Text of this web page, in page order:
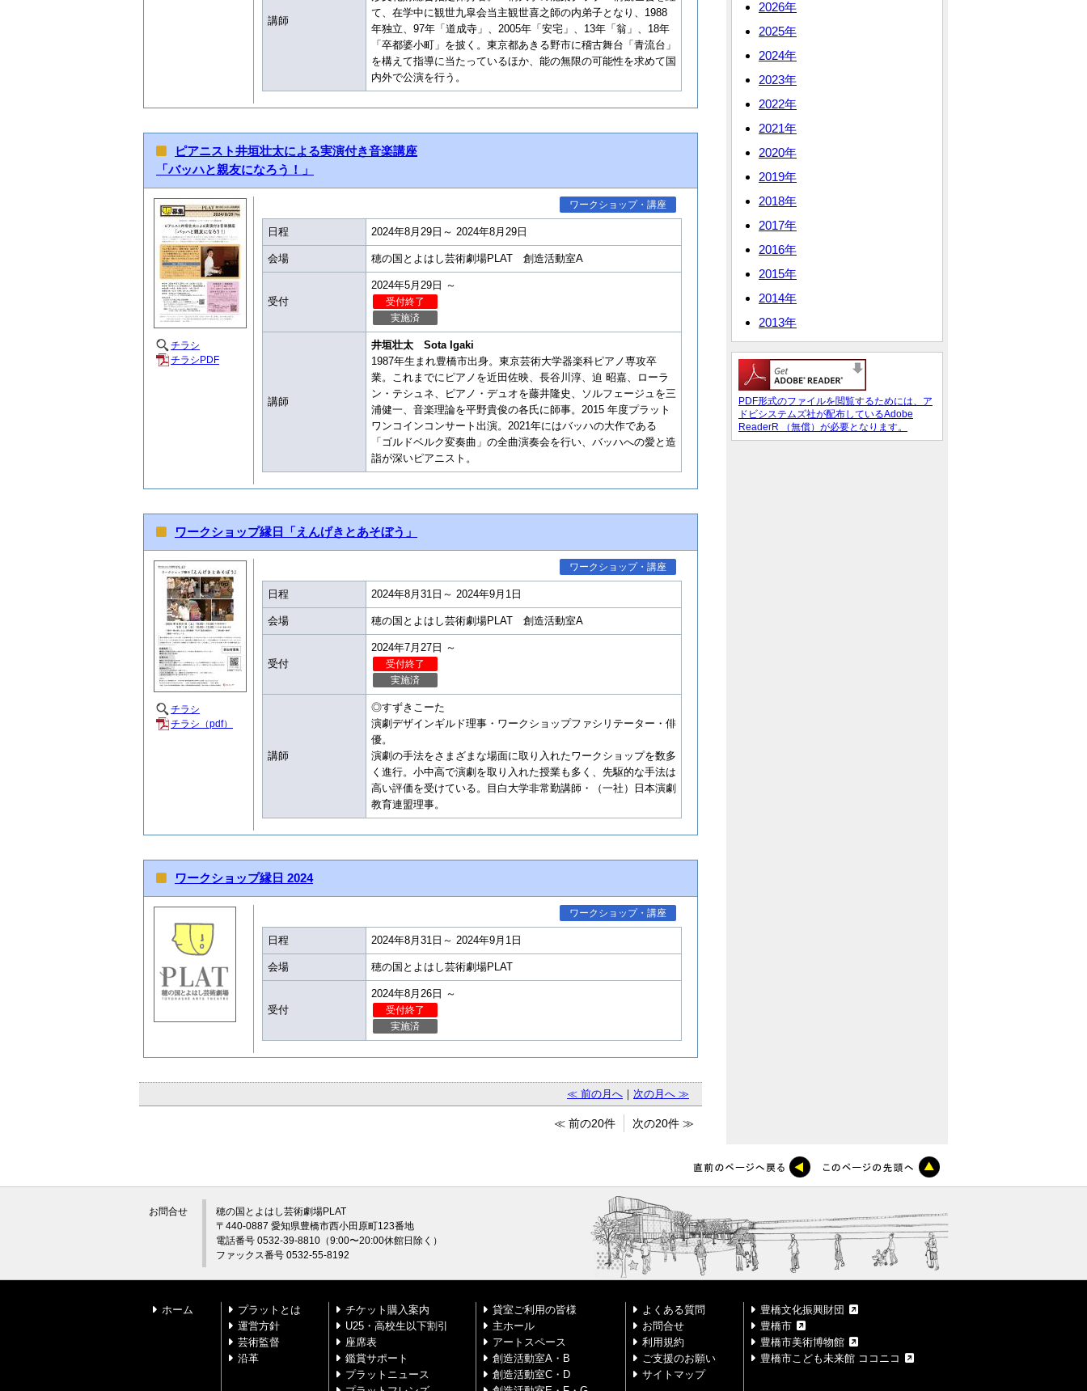
講師
て、在学中に観世九皐会当主観世喜之師の内弟子となり、1988
年独立、97年「道成寺」、2005年「安宅」、13年「翁」、18年
「卒都婆小町」を披く。東京都あきる野市に稽古舞台「青流台」
を構えて指導に当たっているほか、能の無限の可能性を求めて国
内外で公演を行う。
ピアニスト井垣壮太による実演付き音楽講座
「バッハと親友になろう！」
チラシ
チラシPDF
ワークショップ・講座
日程 2024年8月29日～ 2024年8月29日
会場 穂の国とよはし芸術劇場PLAT 創造活動室A
受付
2024年5月29日 ～
受付終了
実施済
講師
井垣壮太 Sota Igaki
1987年生まれ豊橋市出身。東京芸術大学器楽科ピアノ専攻卒
業。これまでにピアノを近田佐映、長谷川淳、迫 昭嘉、ローラ
ン・テシュネ、ピアノ・デュオを藤井隆史、ソルフェージュを三
浦健一、音楽理論を平野貴俊の各氏に師事。2015 年度プラット
ワンコインコンサート出演。2021年にはバッハの大作である
「ゴルドベルク変奏曲」の全曲演奏会を行い、バッハへの愛と造
詣が深いピアニスト。
ワークショップ縁日「えんげきとあそぼう」
チラシ
チラシ（pdf）
ワークショップ・講座
日程 2024年8月31日～ 2024年9月1日
会場 穂の国とよはし芸術劇場PLAT 創造活動室A
受付
2024年7月27日 ～
受付終了
実施済
講師
◎すずきこーた
演劇デザインギルド理事・ワークショップファシリテーター・俳
優。
演劇の手法をさまざまな場面に取り入れたワークショップを数多
く進行。小中高で演劇を取り入れた授業も多く、先駆的な手法は
高い評価を受けている。目白大学非常勤講師・（一社）日本演劇
教育連盟理事。
ワークショップ縁日 2024
ワークショップ・講座
日程 2024年8月31日～ 2024年9月1日
会場 穂の国とよはし芸術劇場PLAT
受付
2024年8月26日 ～
受付終了
実施済
≪ 前の月へ ｜ 次の月へ ≫
≪ 前の20件 次の20件 ≫
2026年
2025年
2024年
2023年
2022年
2021年
2020年
2019年
2018年
2017年
2016年
2015年
2014年
2013年
PDF形式のファイルを閲覧するためには、ア
ドビシステムズ社が配布しているAdobe
ReaderR （無償）が必要となります。
お問合せ
穂の国とよはし芸術劇場PLAT
〒440-0887 愛知県豊橋市西小田原町123番地
電話番号 0532-39-8810（9:00〜20:00休館日除く）
ファックス番号 0532-55-8192
ホーム
プラットとは
運営方針
芸術監督
沿革
チケット購入案内
U25・高校生以下割引
座席表
鑑賞サポート
プラットニュース
貸室ご利用の皆様
主ホール
アートスペース
創造活動室A・B
創造活動室C・D
よくある質問
お問合せ
利用規約
ご支援のお願い
サイトマップ
豊橋文化振興財団
豊橋市
豊橋市美術博物館
豊橋市こども未来館 ココニコ